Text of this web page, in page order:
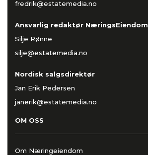
fredrik@estatemedia.no
Ansvarlig redaktør NæringsEiendom
Silje Rønne
silje@estatemedia.no
Nordisk salgsdirektør
Jan Erik Pedersen
janerik@estatemedia.no
OM OSS
Om Næringeiendom